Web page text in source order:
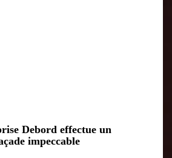
Debord effectue un
impeccable